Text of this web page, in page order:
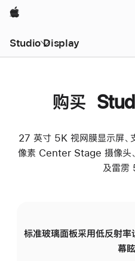
Apple
Studio Display
购买
27 英寸 5K 视网膜显示屏
像素 Center Stage 摄像头
及雷雳
标准玻璃面板采用低反射率
幕眩